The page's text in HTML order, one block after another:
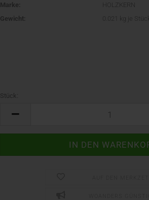
Marke:
HOLZKERN
Gewicht:
kg je Stück
Stück: